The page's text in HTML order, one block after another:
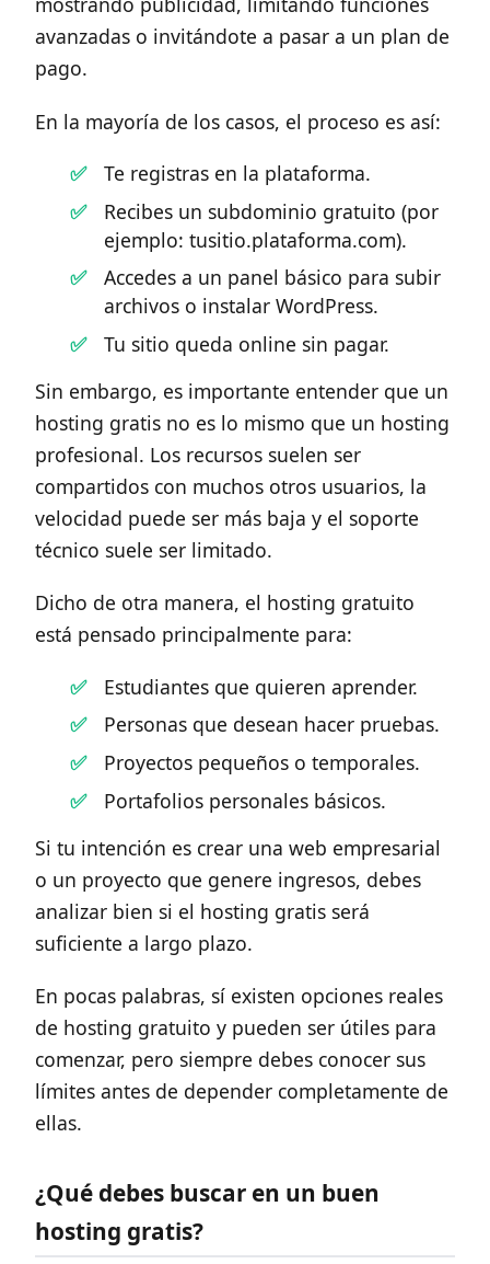
avanzadas o invitándote a pasar a un plan de
pago.
En la mayoría de los casos, el proceso es así:
Te registras en la plataforma.
Recibes un subdominio gratuito (por
ejemplo: tusitio.plataforma.com).
Accedes a un panel básico para subir
archivos o instalar WordPress.
Tu sitio queda online sin pagar.
Sin embargo, es importante entender que un
hosting gratis no es lo mismo que un hosting
profesional. Los recursos suelen ser
compartidos con muchos otros usuarios, la
velocidad puede ser más baja y el soporte
técnico suele ser limitado.
Dicho de otra manera, el hosting gratuito
está pensado principalmente para:
Estudiantes que quieren aprender.
Personas que desean hacer pruebas.
Proyectos pequeños o temporales.
Portafolios personales básicos.
Si tu intención es crear una web empresarial
o un proyecto que genere ingresos, debes
analizar bien si el hosting gratis será
suficiente a largo plazo.
En pocas palabras, sí existen opciones reales
de hosting gratuito y pueden ser útiles para
comenzar, pero siempre debes conocer sus
límites antes de depender completamente de
ellas.
¿Qué debes buscar en un buen
hosting gratis?